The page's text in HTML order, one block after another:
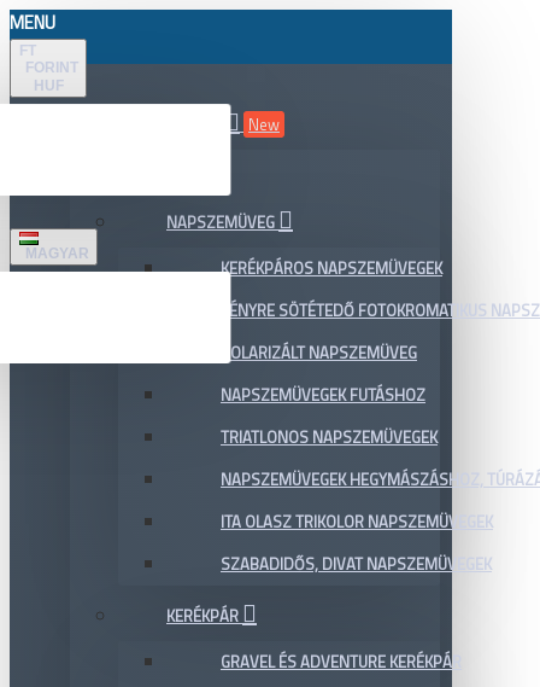
MENU
FT
FORINT
HUF
MAGYAR
New
NAPSZEMÜVEG
KERÉKPÁROS NAPSZEMÜVEGEK
FÉNYRE SÖTÉTEDŐ FOTOKROMATIKUS
POLARIZÁLT NAPSZEMÜVEG
NAPSZEMÜVEGEK FUTÁSHOZ
TRIATLONOS NAPSZEMÜVEGEK
NAPSZEMÜVEGEK HEGYMÁSZÁSHOZ,
ITA OLASZ TRIKOLOR NAPSZEMÜVEGEK
SZABADIDŐS, DIVAT NAPSZEMÜVEGEK
KERÉKPÁR
GRAVEL ÉS ADVENTURE KERÉKPÁR